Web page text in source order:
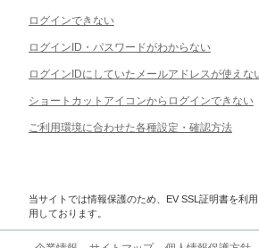
ログインできない
ログインID・パスワードがわからない
ログインIDにしていたメールアドレスが使えな
ショートカットアイコンからログインできない
ご利用環境に合わせた各種設定・確認方法
当サイトでは情報保護のため、EV SSL証明書を利
用しております。